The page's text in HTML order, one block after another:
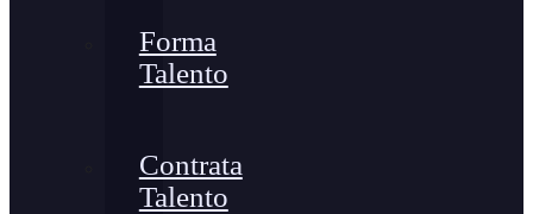
Forma
Talento
Contrata
Talento